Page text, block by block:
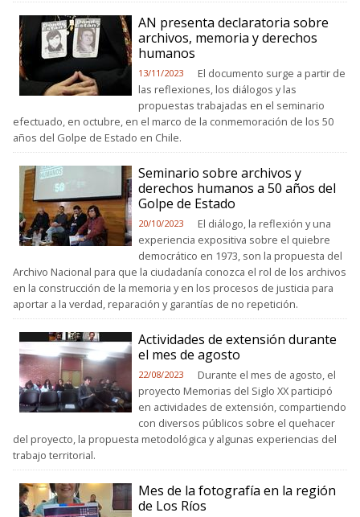
AN presenta declaratoria sobre
archivos, memoria y derechos
humanos
13/11/2023
El documento surge a partir de
las reflexiones, los diálogos y las
propuestas trabajadas en el seminario
efectuado, en octubre, en el marco de la conmemoración de los 50
años del Golpe de Estado en Chile.
Seminario sobre archivos y
derechos humanos a 50 años del
Golpe de Estado
20/10/2023
El diálogo, la reflexión y una
experiencia expositiva sobre el quiebre
democrático en 1973, son la propuesta del
Archivo Nacional para que la ciudadanía conozca el rol de los archivos
en la construcción de la memoria y en los procesos de justicia para
aportar a la verdad, reparación y garantías de no repetición.
Actividades de extensión durante
el mes de agosto
22/08/2023
Durante el mes de agosto, el
proyecto Memorias del Siglo XX participó
en actividades de extensión, compartiendo
con diversos públicos sobre el quehacer
del proyecto, la propuesta metodológica y algunas experiencias del
trabajo territorial.
Mes de la fotografía en la región
de Los Ríos